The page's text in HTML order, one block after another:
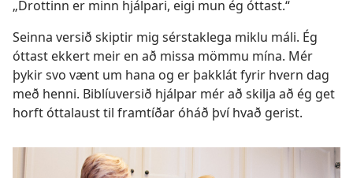
„Drottinn er minn hjálpari, eigi mun ég óttast.“
Seinna versið skiptir mig sérstaklega miklu máli. Ég
óttast ekkert meir en að missa mömmu mína. Mér
þykir svo vænt um hana og er þakklát fyrir hvern dag
með henni. Biblíuversið hjálpar mér að skilja að ég get
horft óttalaust til framtíðar óháð því hvað gerist.